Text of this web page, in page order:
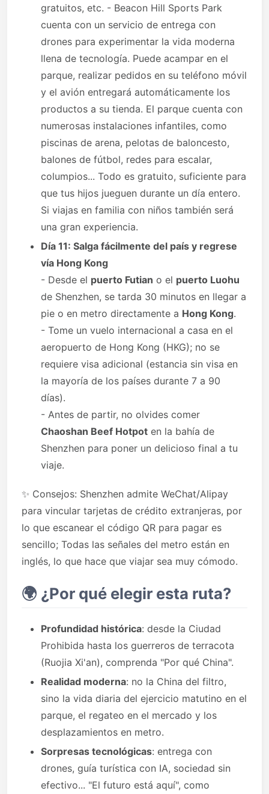
gratuitos, etc. - Beacon Hill Sports Park
cuenta con un servicio de entrega con
drones para experimentar la vida moderna
llena de tecnología. Puede acampar en el
parque, realizar pedidos en su teléfono móvil
y el avión entregará automáticamente los
productos a su tienda. El parque cuenta con
numerosas instalaciones infantiles, como
piscinas de arena, pelotas de baloncesto,
balones de fútbol, ​​redes para escalar,
columpios... Todo es gratuito, suficiente para
que tus hijos jueguen durante un día entero.
Si viajas en familia con niños también será
una gran experiencia.
Día 11: Salga fácilmente del país y regrese
vía Hong Kong
- Desde el puerto Futian o el puerto Luohu
de Shenzhen, se tarda 30 minutos en llegar a
pie o en metro directamente a Hong Kong.
- Tome un vuelo internacional a casa en el
aeropuerto de Hong Kong (HKG); no se
requiere visa adicional (estancia sin visa en
la mayoría de los países durante 7 a 90
días).
- Antes de partir, no olvides comer
Chaoshan Beef Hotpot en la bahía de
Shenzhen para poner un delicioso final a tu
viaje.
✨ Consejos: Shenzhen admite WeChat/Alipay
para vincular tarjetas de crédito extranjeras, por
lo que escanear el código QR para pagar es
sencillo; Todas las señales del metro están en
inglés, lo que hace que viajar sea muy cómodo.
🌍 ¿Por qué elegir esta ruta?
Profundidad histórica: desde la Ciudad
Prohibida hasta los guerreros de terracota
(Ruojia Xi'an), comprenda "Por qué China".
Realidad moderna: no la China del filtro,
sino la vida diaria del ejercicio matutino en el
parque, el regateo en el mercado y los
desplazamientos en metro.
Sorpresas tecnológicas: entrega con
drones, guía turística con IA, sociedad sin
efectivo... "El futuro está aquí", como